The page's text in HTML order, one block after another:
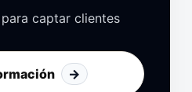
captar clientes
→